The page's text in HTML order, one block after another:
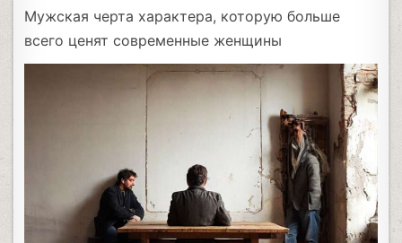
Мужская черта характера, которую больше
всего ценят современные женщины